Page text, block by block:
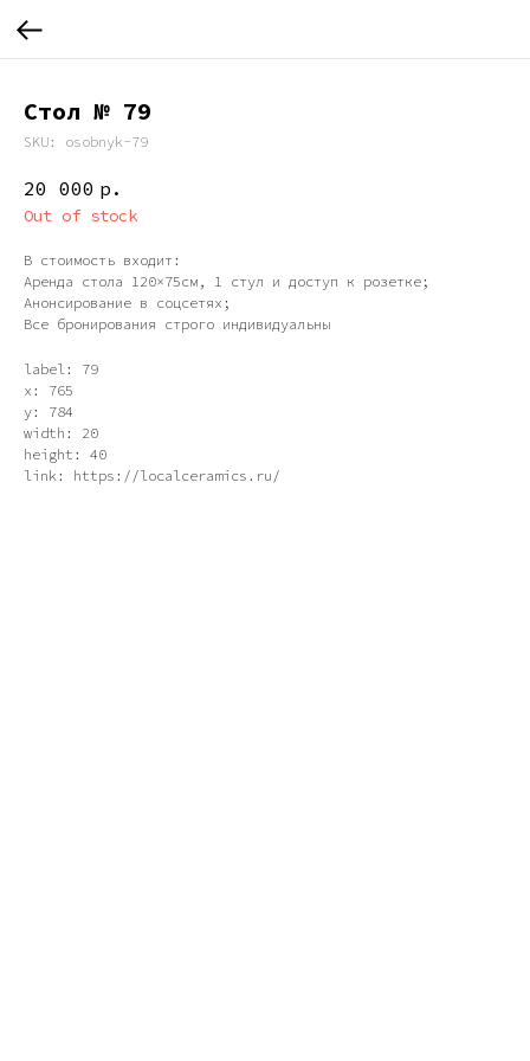
Стол № 79
SKU: osobnyk-79
20 000 р.
Out of stock
В стоимость входит:
Аренда стола 120×75см, 1 стул и доступ к розетке;
Анонсирование в соцсетях;
Все бронирования строго индивидуальны
label: 79
x: 765
y: 784
width: 20
height: 40
link: https://localceramics.ru/